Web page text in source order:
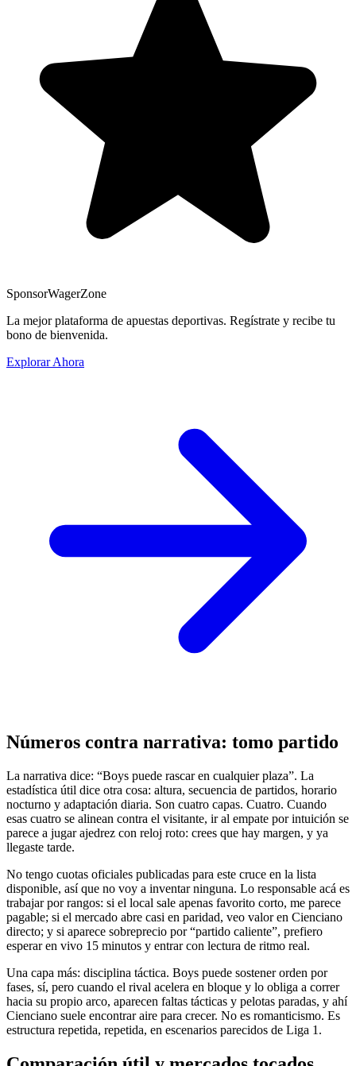
SponsorWagerZone
La mejor plataforma de apuestas deportivas. Regístrate y recibe tu
bono de bienvenida.
Explorar Ahora
Números contra narrativa: tomo partido
La narrativa dice: “Boys puede rascar en cualquier plaza”. La
estadística útil dice otra cosa: altura, secuencia de partidos, horario
nocturno y adaptación diaria. Son cuatro capas. Cuatro. Cuando
esas cuatro se alinean contra el visitante, ir al empate por intuición se
parece a jugar ajedrez con reloj roto: crees que hay margen, y ya
llegaste tarde.
No tengo cuotas oficiales publicadas para este cruce en la lista
disponible, así que no voy a inventar ninguna. Lo responsable acá es
trabajar por rangos: si el local sale apenas favorito corto, me parece
pagable; si el mercado abre casi en paridad, veo valor en Cienciano
directo; y si aparece sobreprecio por “partido caliente”, prefiero
esperar en vivo 15 minutos y entrar con lectura de ritmo real.
Una capa más: disciplina táctica. Boys puede sostener orden por
fases, sí, pero cuando el rival acelera en bloque y lo obliga a correr
hacia su propio arco, aparecen faltas tácticas y pelotas paradas, y ahí
Cienciano suele encontrar aire para crecer. No es romanticismo. Es
estructura repetida, repetida, en escenarios parecidos de Liga 1.